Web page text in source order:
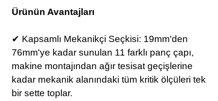
Ürünün Avantajları
✔ Kapsamlı Mekanikçi Seçkisi: 19mm'den
76mm'ye kadar sunulan 11 farklı panç çapı,
makine montajından ağır tesisat geçişlerine
kadar mekanik alanındaki tüm kritik ölçüleri tek
bir sette toplar.